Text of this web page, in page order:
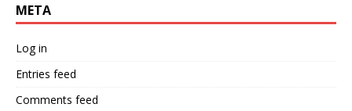
META
Log in
Entries feed
Comments feed